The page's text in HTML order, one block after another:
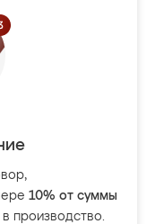
10% от суммы
производство.